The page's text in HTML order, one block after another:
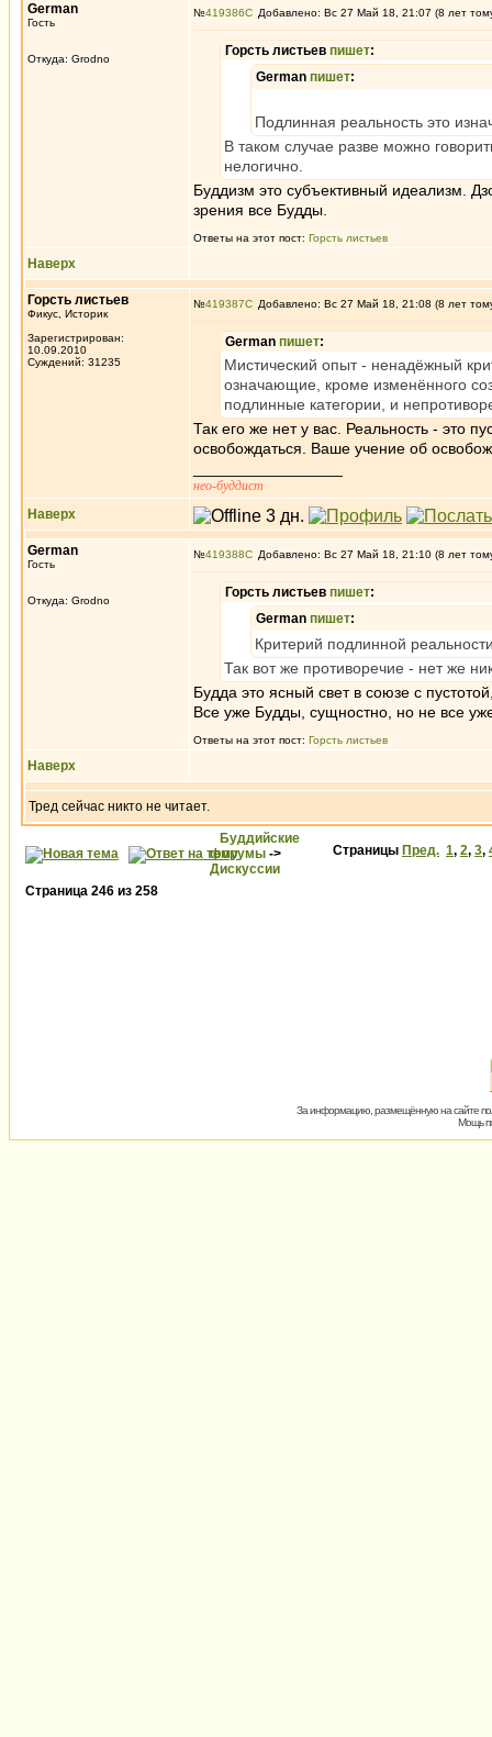
German
Гость
Откуда: Grodno
№419386 Добавлено: Вс 27 Май 18, 21:07 (8 лет
Горсть листьев пишет:
German пишет:
Подлинная реальность это
В таком случае разве можно
нелогично.
Буддизм это субъективный идеализм.
зрения все Будды.
Ответы на этот пост: Горсть листьев
Наверх
Горсть листьев
Фикус, Историк
Зарегистрирован:
10.09.2010
Суждений: 31235
№419387 Добавлено: Вс 27 Май 18, 21:08 (8 лет
German пишет:
Мистический опыт - ненадёжный
означающие, кроме изменённого
подлинные категории, и
Так его же нет у вас. Реальность - это
освобождаться. Ваше учение об
нео-буддист
Наверх
German
Гость
Откуда: Grodno
№419388 Добавлено: Вс 27 Май 18, 21:10 (8 лет
Горсть листьев пишет:
German пишет:
Критерий подлинной
Так вот же противоречие - нет же
Будда это ясный свет в союзе с
Все уже Будды, сущностно, но не все
Ответы на этот пост: Горсть листьев
Наверх
Тред сейчас никто не читает.
Буддийские
форумы ->
Дискуссии
Страницы Пред. 1, 2, 3,
Страница 246 из 258
За информацию, размещённую на сайте
Мощь